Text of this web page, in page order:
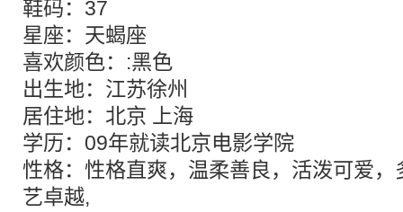
鞋码：37
星座：天蝎座
喜欢颜色：:黑色
出生地：江苏徐州
居住地：北京 上海
学历：09年就读北京电影学院
性格：性格直爽，温柔善良，活泼可爱
艺卓越,